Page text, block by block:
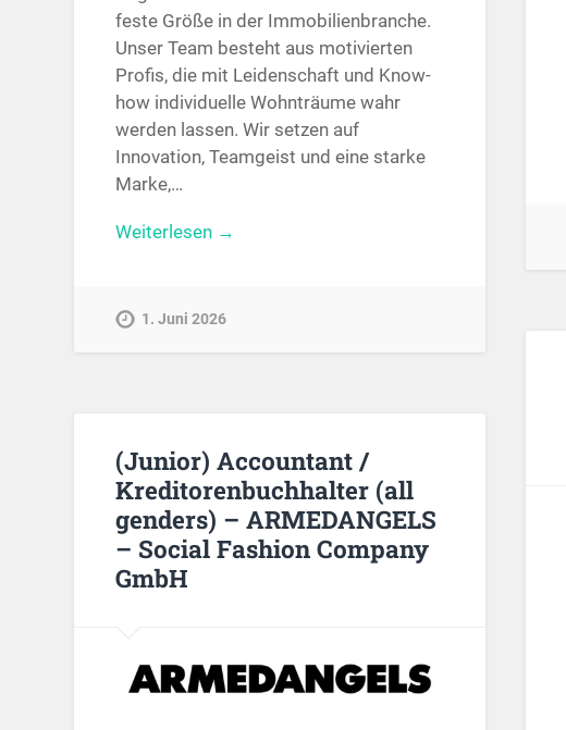
feste Größe in der Immobilienbranche.
Unser Team besteht aus motivierten
Profis, die mit Leidenschaft und Know-
how individuelle Wohnträume wahr
werden lassen. Wir setzen auf
Innovation, Teamgeist und eine starke
Marke,…
Weiterlesen →
1. Juni 2026
(Junior) Accountant /
Kreditorenbuchhalter (all
genders) – ARMEDANGELS
– Social Fashion Company
GmbH